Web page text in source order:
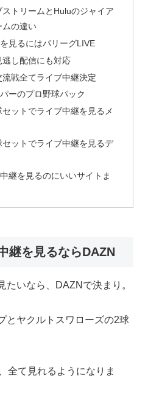
トリームとHuluのジャイア
ムの違い
見るにはパリーグLIVE
し配信にも対応
戦全てライブ中継決定
ーのプロ野球パック
ットでライブ中継を見るメ
ットでライブ中継を見るデ
継を見るのにいいサイトま
継を見るならDAZN
たいなら、DAZNで決まり。
とヤクルトスワローズの2球
全て見れるようになりま